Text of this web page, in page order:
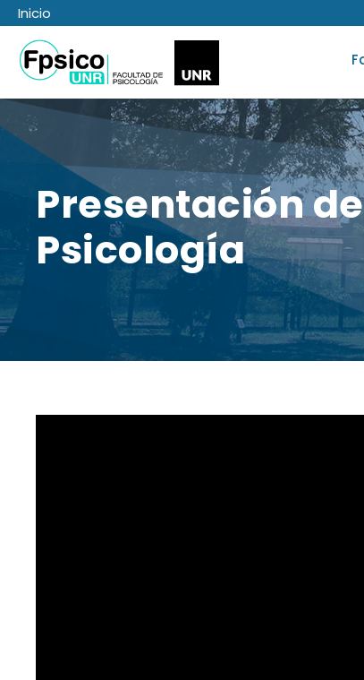
Inicio
Presentación
Psicología